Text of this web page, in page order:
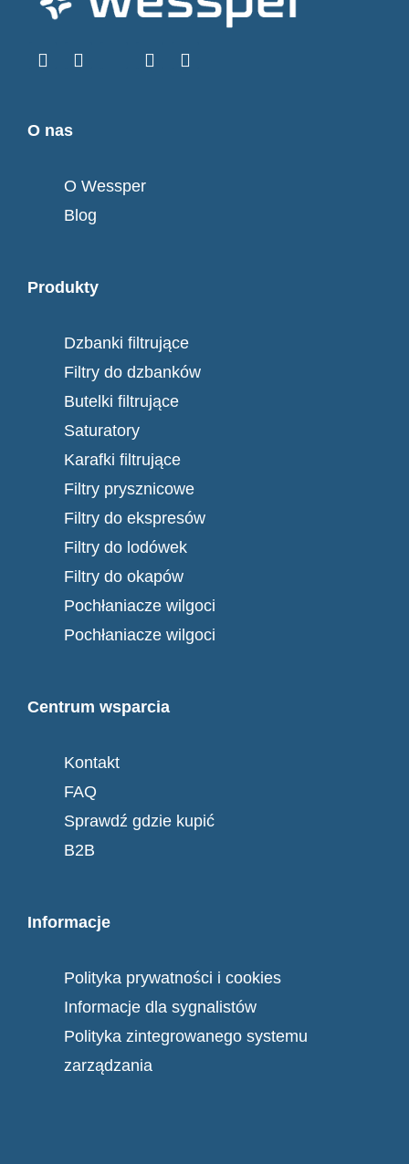
O nas
O Wessper
Blog
Produkty
Dzbanki filtrujące
Filtry do dzbanków
Butelki filtrujące
Saturatory
Karafki filtrujące
Filtry prysznicowe
Filtry do ekspresów
Filtry do lodówek
Filtry do okapów
Pochłaniacze wilgoci
Pochłaniacze wilgoci
Centrum wsparcia
Kontakt
FAQ
Sprawdź gdzie kupić
B2B
Informacje
Polityka prywatności i cookies
Informacje dla sygnalistów
Polityka zintegrowanego systemu
zarządzania